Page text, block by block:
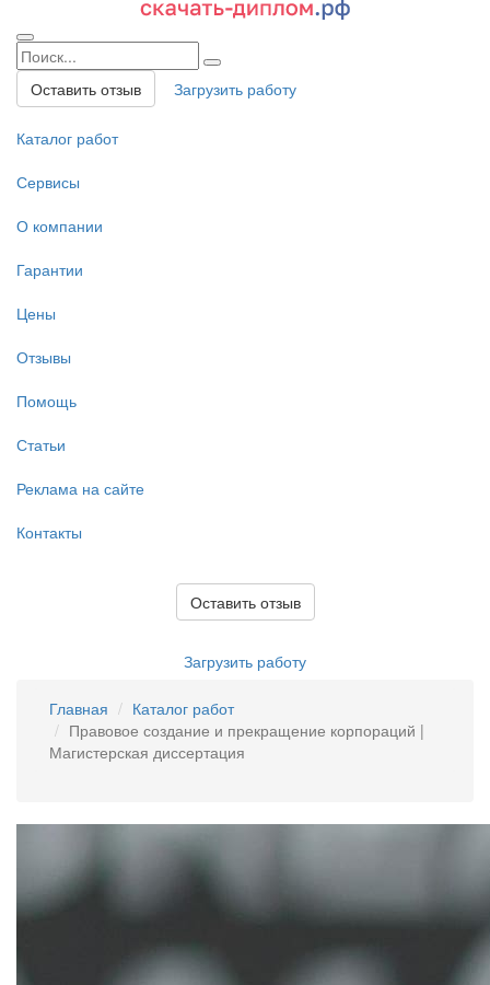
Оставить отзыв Загрузить работу
Каталог работ
Сервисы
О компании
Гарантии
Цены
Отзывы
Помощь
Статьи
Реклама на сайте
Контакты
Оставить отзыв
Загрузить работу
Главная
Каталог работ
Правовое создание и прекращение корпораций |
Магистерская диссертация